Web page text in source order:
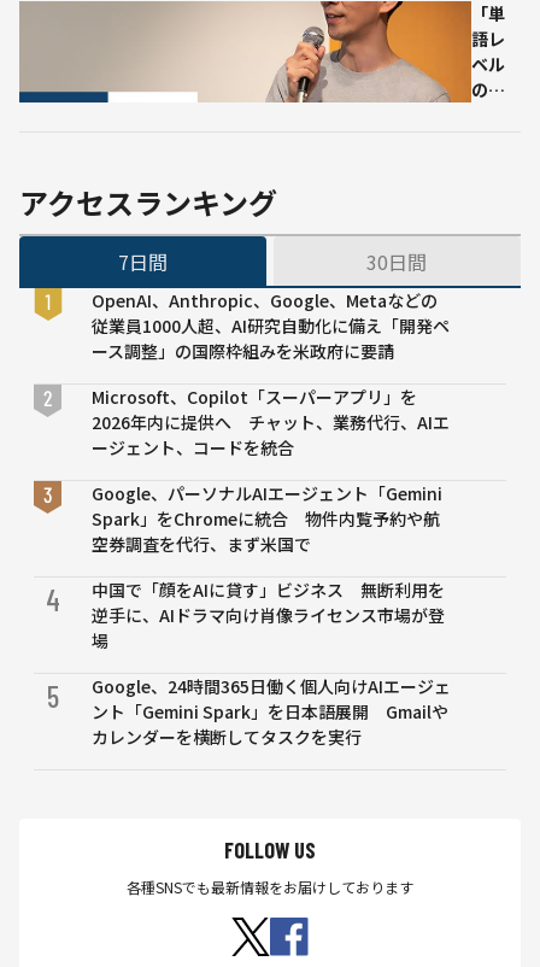
の可
能性
推定
す
る」
アド
デバ
問
「単
語レ
ベル
のテ
す。」
解析AI
アクセスランキング
7日間 30日間
OpenAI、Anthropic、Google、Metaなどの
従業員1000人超、AI研究自動化に備え「開発ペ
ース調整」の国際枠組みを米政府に要請
Microsoft、Copilot「スーパーアプリ」を
2026年内に提供へ チャット、業務代行、AIエ
ージェント、コードを統合
Google、パーソナルAIエージェント「Gemini
Spark」をChromeに統合 物件内覧予約や航
空券調査を代行、まず米国で
4
中国で「顔をAIに貸す」ビジネス 無断利用を
逆手に、AIドラマ向け肖像ライセンス市場が登
場
5
Google、24時間365日働く個人向けAIエージェ
ント「Gemini Spark」を日本語展開 Gmailや
カレンダーを横断してタスクを実行
FOLLOW US
各種SNSでも最新情報をお届けしております